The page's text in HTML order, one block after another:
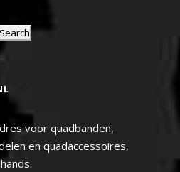
Search
voor quadbanden,
en quadaccessoires,